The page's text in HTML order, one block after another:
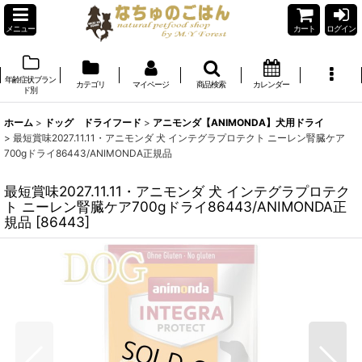
メニュー カート ログイン
年齢症状ブラン
ド別
カテゴリ マイページ 商品検索 カレンダー
ホーム > ドッグ ドライフード > アニモンダ【ANIMONDA】犬用ドライ
> 最短賞味2027.11.11・アニモンダ 犬 インテグラプロテクト ニーレン腎臓ケア
700gドライ86443/ANIMONDA正規品
最短賞味2027.11.11・アニモンダ 犬 インテグラプロテク
ト ニーレン腎臓ケア700gドライ86443/ANIMONDA正
規品 [86443]